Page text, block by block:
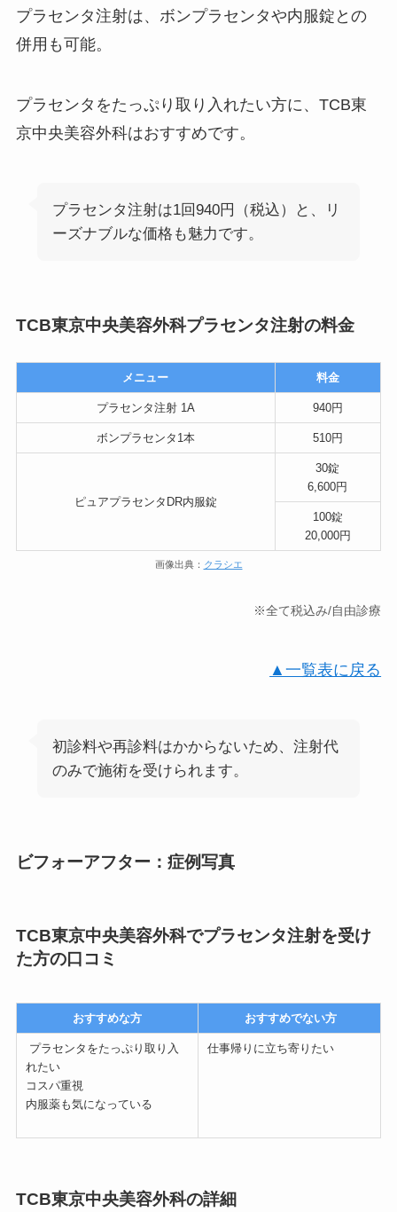
プラセンタ注射は、ボンプラセンタや内服錠との
併用も可能。
プラセンタをたっぷり取り入れたい方に、TCB東
京中央美容外科はおすすめです。
プラセンタ注射は1回940円（税込）と、リ
ーズナブルな価格も魅力です。
TCB東京中央美容外科プラセンタ注射の料金
メニュー 料金
プラセンタ注射 1A 940円
ボンプラセンタ1本 510円
ピュアプラセンタDR内服錠
30錠
6,600円
100錠
20,000円
画像出典： クラシエ
※全て税込み/自由診療
▲一覧表に戻る
初診料や再診料はかからないため、注射代
のみで施術を受けられます。
ビフォーアフター：症例写真
TCB東京中央美容外科でプラセンタ注射を受け
た方の口コミ
おすすめな方 おすすめでない方
プラセンタをたっぷり取り入
れたい
コスパ重視
内服薬も気になっている
仕事帰りに立ち寄りたい
TCB東京中央美容外科の詳細